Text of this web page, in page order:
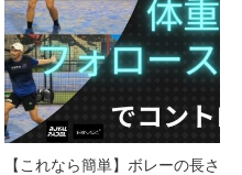
【これなら簡単】ボレーの長さ